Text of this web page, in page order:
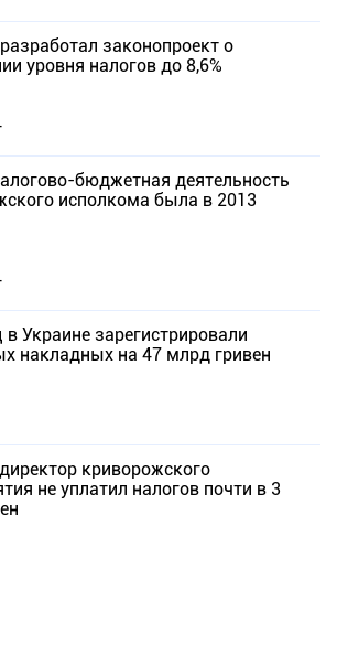
законопроект о
уровня налогов до 8,6%
бюджетная деятельность
исполкома была в 2013
Украине зарегистрировали
накладных на 47 млрд гривен
криворожского
не уплатил налогов почти в 3